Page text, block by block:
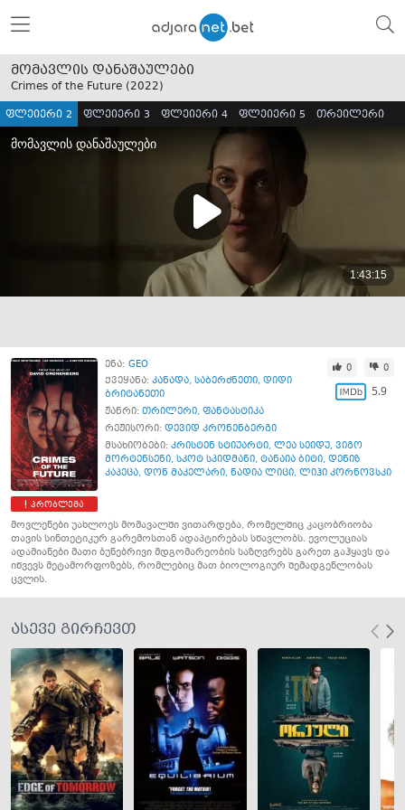
მომავლის დანაშაულები
Crimes of the Future (2022)
ფლეიერი 2 ფლეიერი 3 ფლეიერი 4 ფლეიერი 5 თრეილერი
პრობლემა
ენა: GEO
ქვეყანა: კანადა, საბერძნეთი, დიდი
ბრიტანეთი
0 0
5.9
ჟანრი: თრილერი, ფანტასტიკა
რეჟისორი: დევიდ კრონენბერგი
მსახიობები: კრისტენ სტიუარტი, ლეა სეიდუ, ვიგო
მორტენსენი, სკოტ სპიდმანი, ტანაია ბიტი, დენიზ
კაპეცა, დონ მაკელარი, ნადია ლიცი, ლიჰი კორნოვსკი
მოვლენები უახლოეს მომავალში ვითარდება, რომელშიც კაცობრიობა
თავის სინთეტიკურ გარემოსთან ადაპტირებას სწავლობს. ევოლუციას
ადამიანები მათი ბუნებრივი მდგომარეობის საზღვრებს გარეთ გაჰყავს და
იწვევს მეტამორფოზებს, რომლებიც მათ ბიოლოგიურ შემადგენლობას
ცვლის.
ასევე გირჩევთ